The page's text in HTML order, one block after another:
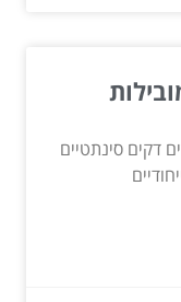
דקים סינתטיים